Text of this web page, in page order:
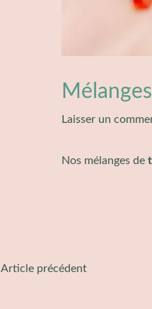
Laisser un
Nos mélanges de
Article précédent